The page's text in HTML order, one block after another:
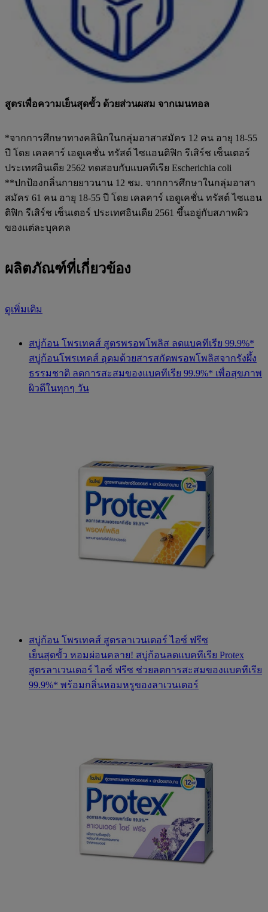
สูตรเพื่อความเย็นสุดขั้ว ด้วยส่วนผสม จากเมนทอล
*จากการศึกษาทางคลินิกในกลุ่มอาสาสมัคร 12 คน อายุ 18-55
ปี โดย เคลคาร์ เอดูเคชั่น ทรัสต์ ไซแอนติฟิก รีเสิร์ช เซ็นเตอร์
ประเทศอินเดีย 2562 ทดสอบกับแบคทีเรีย Escherichia coli
**ปกป้องกลิ่นกายยาวนาน 12 ชม. จากการศึกษาในกลุ่มอาสา
สมัคร 61 คน อายุ 18-55 ปี โดย เคลคาร์ เอดูเคชั่น ทรัสต์ ไซแอน
ติฟิก รีเสิร์ช เซ็นเตอร์ ประเทศอินเดีย 2561 ขึ้นอยู่กับสภาพผิว
ของแต่ละบุคคล
ผลิตภัณฑ์ที่เกี่ยวข้อง
ดูเพิ่มเติม
สบู่ก้อน โพรเทคส์ สูตรพรอพโพลิส ลดแบคทีเรีย 99.9%*
สบู่ก้อนโพรเทคส์ อุดมด้วยสารสกัดพรอพโพลิสจากรังผึ้ง
ธรรมชาติ ลดการสะสมของแบคทีเรีย 99.9%* เพื่อสุขภาพ
ผิวดีในทุกๆ วัน
สบู่ก้อน โพรเทคส์ สูตรลาเวนเดอร์ ไอซ์ ฟรีซ
เย็นสุดขั้ว หอมผ่อนคลาย! สบู่ก้อนลดแบคทีเรีย Protex
สูตรลาเวนเดอร์ ไอซ์ ฟรีซ ช่วยลดการสะสมของแบคทีเรีย
99.9%* พร้อมกลิ่นหอมหรูของลาเวนเดอร์